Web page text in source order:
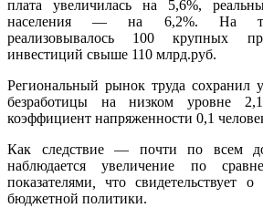
плата увеличилась на 5,6%,
населения — на 6,2%. На
реализовывалось 100 крупных
инвестиций свыше 110 млрд.руб.
Региональный рынок труда сохранил
безработицы на низком уровне
коэффициент напряженности 0,1
Как следствие — почти по всем
наблюдается увеличение по
показателями, что свидетельствует
бюджетной политики.